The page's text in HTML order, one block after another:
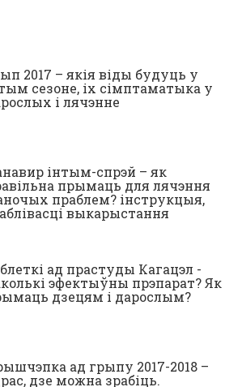
2017 – якія віды будуць у
сезоне, іх сімптаматыка у
і лячэнне
інтым-спрэй – як
прымаць для лячэння
праблем? інструкцыя,
выкарыстання
ад прастуды Кагацэл -
эфектыўны прэпарат? Як
дзецям і дарослым?
ад грыпу 2017-2018 –
дзе можна зрабіць.